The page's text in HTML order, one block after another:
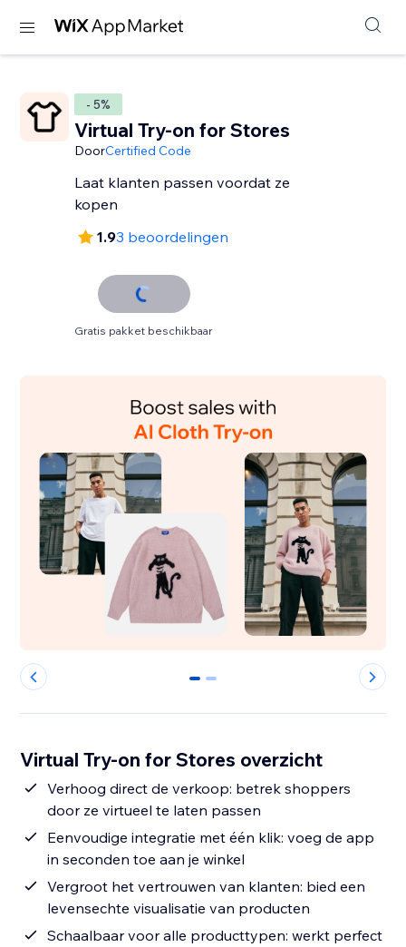
- 5%
Virtual Try-on for Stores
DoorCertified Code
Laat klanten passen voordat ze
kopen
1.93 beoordelingen
Gratis pakket beschikbaar
0 1
Virtual Try-on for Stores overzicht
Verhoog direct de verkoop: betrek shoppers
door ze virtueel te laten passen
Eenvoudige integratie met één klik: voeg de app
in seconden toe aan je winkel
Vergroot het vertrouwen van klanten: bied een
levensechte visualisatie van producten
Schaalbaar voor alle producttypen: werkt perfect